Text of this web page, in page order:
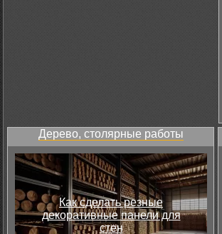
Дерево, столярные работы
Как сделать резные
декоративные панели для
стен